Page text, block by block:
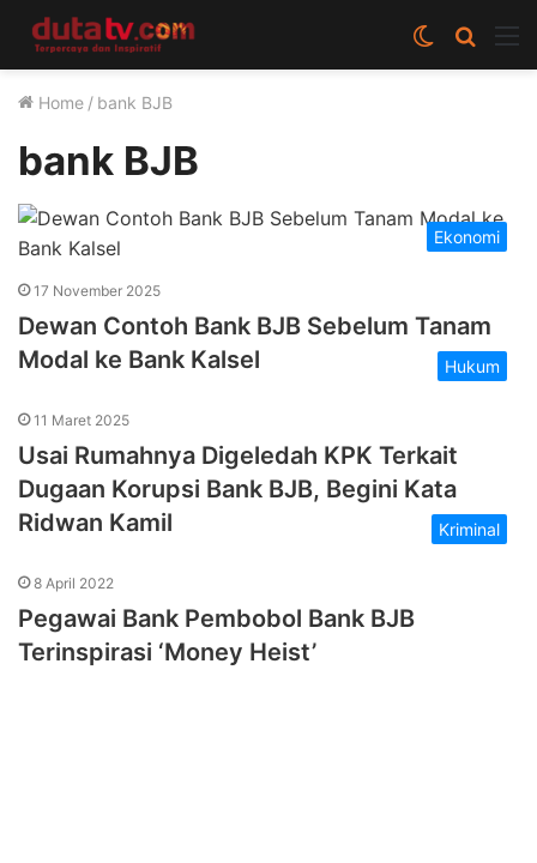
Cari
berita
Switch
skin
Home / bank BJB
bank BJB
Ekonomi
17 November 2025
Dewan Contoh Bank BJB Sebelum Tanam
Modal ke Bank Kalsel
Hukum
11 Maret 2025
Usai Rumahnya Digeledah KPK Terkait
Dugaan Korupsi Bank BJB, Begini Kata
Ridwan Kamil
Kriminal
8 April 2022
Pegawai Bank Pembobol Bank BJB
Terinspirasi ‘Money Heist’